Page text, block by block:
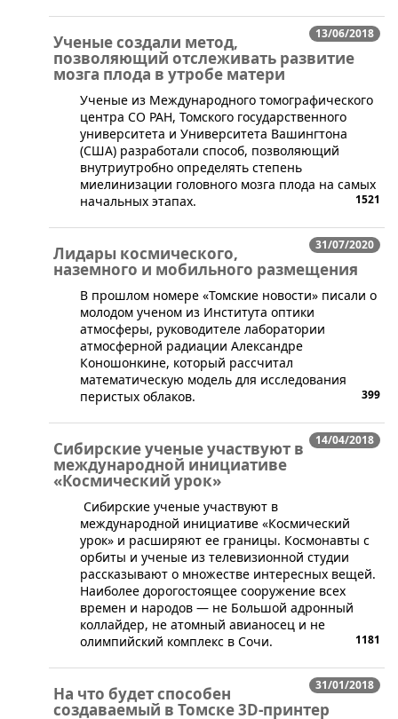
13/06/2018
Ученые создали метод,
позволяющий отслеживать развитие
мозга плода в утробе матери
Ученые из Международного томографического
центра СО РАН, Томского государственного
университета и Университета Вашингтона
(США) разработали способ, позволяющий
внутриутробно определять степень
миелинизации головного мозга плода на самых
начальных этапах.
1521
31/07/2020
Лидары космического,
наземного и мобильного размещения
В прошлом номере «Томские новости» писали о
молодом ученом из Института оптики
атмосферы, руководителе лаборатории
атмосферной радиации Александре
Коношонкине, который рассчитал
математическую модель для исследования
перистых облаков.
399
14/04/2018
Сибирские ученые участвуют в
международной инициативе
«Космический урок»
​ Сибирские ученые участвуют в
международной инициативе «Космический
урок» и расширяют ее границы. Космонавты с
орбиты и ученые из телевизионной студии
рассказывают о множестве интересных вещей.
Наиболее дорогостоящее сооружение всех
времен и народов — не Большой адронный
коллайдер, не атомный авианосец и не
олимпийский комплекс в Сочи.
1181
31/01/2018
На что будет способен
создаваемый в Томске 3D-принтер